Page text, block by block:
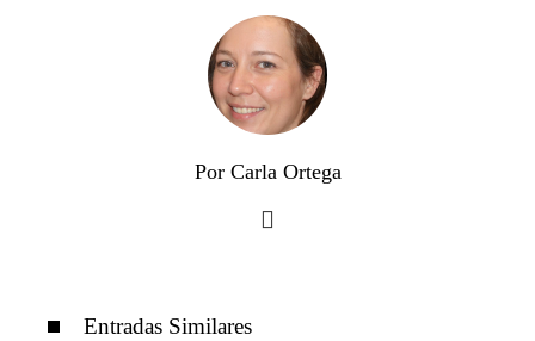
Por Carla Ortega
Entradas Similares